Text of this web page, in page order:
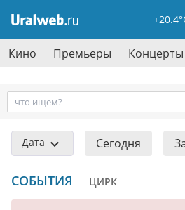
Кино Премьеры Концерты
Дата Сегодня
СОБЫТИЯ ЦИРК